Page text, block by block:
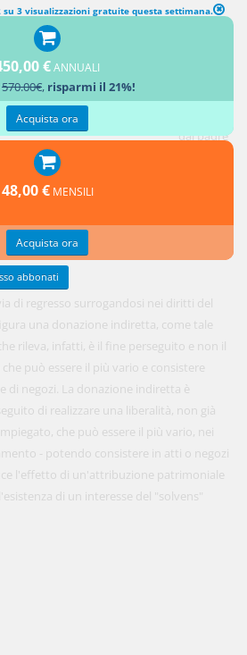
dal padre
di regresso surrogandosi nei diritti del
una donazione indiretta, come tale
rileva, infatti, è il fine perseguito e non il
può essere il più vario e consistere
di negozi. La donazione indiretta è
di realizzare una liberalità, non già
che può essere il più vario, nei
- potendo consistere in atti o negozi
l'effetto di un'attribuzione patrimoniale
di un interesse del "solvens"
su 3 visualizzazioni gratuite questa settimana.
€ANNUALI
570.00€, risparmi il 21%!
Acquista ora
48,00 € MENSILI
Acquista ora
abbonati